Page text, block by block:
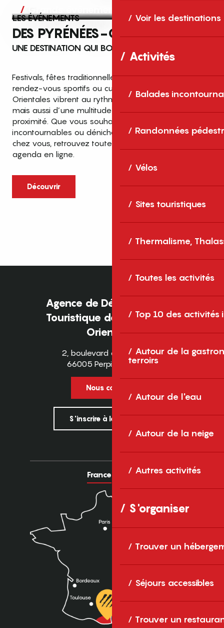
Voir les destinations
Activités
Balades
Randonnées
Vélos
Sites touristiques
Thermalisme,
Toutes les activités
Top 10 des activités
Autour de la
terroirs
Autour de l'eau
Autour de la neige
Autres activités
S'organiser
Trouver un
Séjours accessibles
Trouver un
Grands événements
LES ÉVÉNEMENTS
DES PYRÉNÉES-ORIENTALES
UNE DESTINATION QUI BOUGE TOUTE L’ANNÉE
Festivals, fêtes traditionnelles, concerts, expositions,
rendez-vous sportifs ou culturels… les Pyrénées-
Orientales vibrent au rythme de grands temps forts
mais aussi d’une multitude d’événements de
proximité. Que vous souhaitiez vivre les
incontournables ou dénicher des sorties près de
chez vous, retrouvez toutes les infos dans notre
agenda en ligne.
Découvrir
Top des événements et sorties
en famille
cet été dans les Pyrénées-Orientales
Entre mer Méditerranée, villages de
caractère et grands espaces naturels, les
Pyrénées-Orientales sont une destination
idéale pour partager des moments en
famille tout au long...
Agence de Développement
Touristique des Pyrénées-
Orientales
2, boulevard des Pyrénées
66005 Perpignan Cedex
Nous contacter
S'inscrire à la newsletter
France Europe